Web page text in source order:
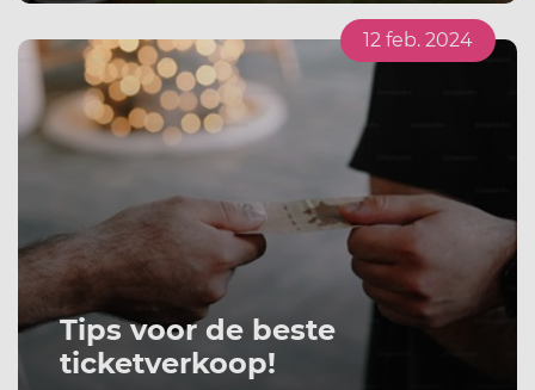
Tips voor de beste
ticketverkoop!
12 feb. 2024